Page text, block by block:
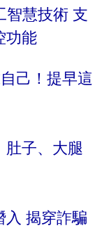
智慧技術 支
功能
己！提早這
肚子、大腿
入 揭穿詐騙